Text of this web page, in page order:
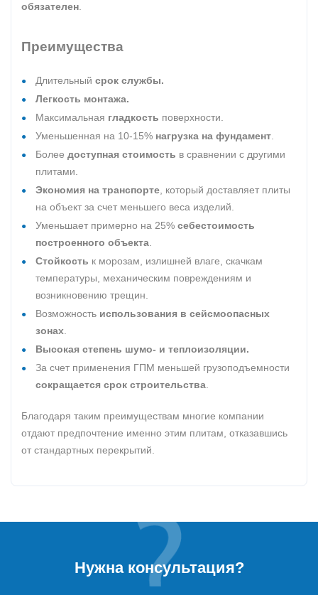
обязателен
Преимущества
Длительный срок службы.
Легкость монтажа.
Максимальная гладкость поверхности.
Уменьшенная на 10-15% нагрузка на фундамент
Более доступная стоимость в сравнении с другими
плитами.
Экономия на транспорте , который доставляет плиты
на объект за счет меньшего веса изделий.
Уменьшает примерно на 25% себестоимость
построенного объекта
Стойкость к морозам, излишней влаге, скачкам
температуры, механическим повреждениям и
возникновению трещин.
Возможность использования в сейсмоопасных
зонах
Высокая степень шумо- и теплоизоляции.
За счет применения ГПМ меньшей грузоподъемности
сокращается срок строительства
Благодаря таким преимуществам многие компании
отдают предпочтение именно этим плитам, отказавшись
от стандартных перекрытий.
Нужна консультация?